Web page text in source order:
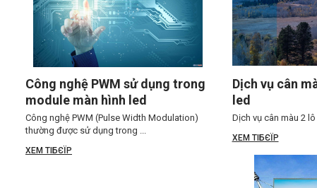
Công nghệ PWM sử dụng trong
module màn hình led
Công nghệ PWM (Pulse Width Modulation)
thường được sử dụng trong ...
XEM TIБЄЇP
Dịch vụ cân
led
Dịch vụ cân màu 2
XEM TIБЄЇP